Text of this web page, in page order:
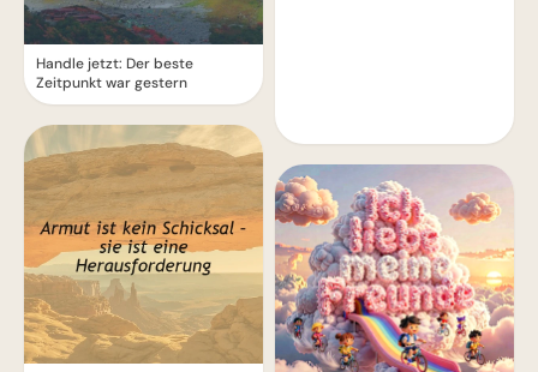
Handle jetzt: Der beste
Zeitpunkt war gestern